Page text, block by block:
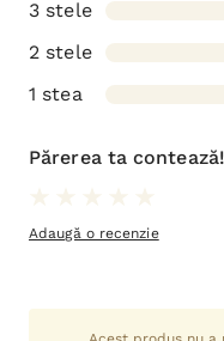
3 stele
2 stele
1 stea
Părerea ta contează!
Adaugă o recenzie